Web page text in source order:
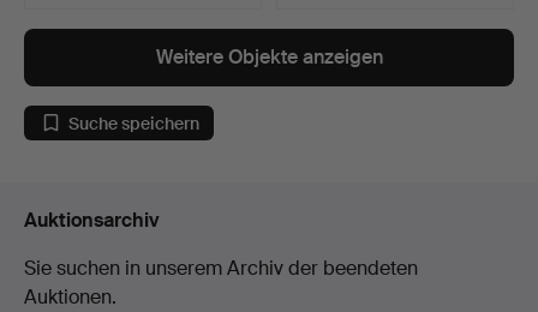
Weitere Objekte anzeigen
Suche speichern
Auktionsarchiv
Sie suchen in unserem Archiv der beendeten
Auktionen.